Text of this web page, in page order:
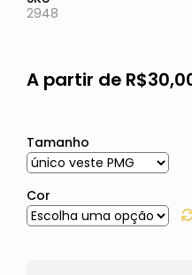
2948
A partir de R$
Tamanho
Cor